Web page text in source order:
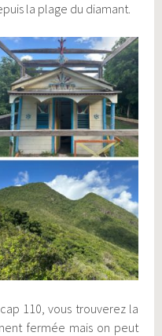
la plage du diamant.
110, vous trouverez la
fermée mais on peut